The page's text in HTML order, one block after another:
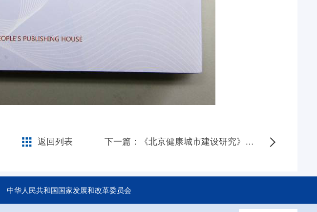
下一篇：《北京健康城市建设研究》英文版首发
返回列表
中华人民共和国国家发展和改革委员会